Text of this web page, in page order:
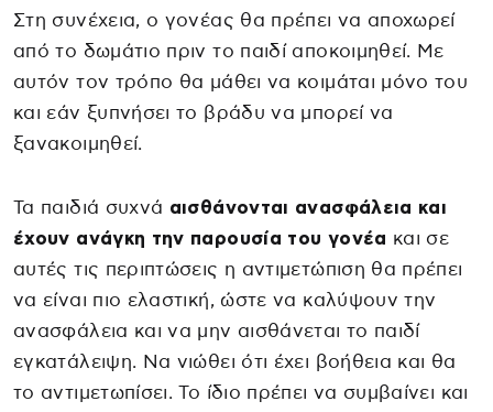
Στη συνέχεια, ο γονέας θα πρέπει να αποχωρεί
από το δωμάτιο πριν το παιδί αποκοιμηθεί. Με
αυτόν τον τρόπο θα μάθει να κοιμάται μόνο του
και εάν ξυπνήσει το βράδυ να μπορεί να
ξανακοιμηθεί.
Τα παιδιά συχνά αισθάνονται ανασφάλεια και
έχουν ανάγκη την παρουσία του γονέα και σε
αυτές τις περιπτώσεις η αντιμετώπιση θα πρέπει
να είναι πιο ελαστική, ώστε να καλύψουν την
ανασφάλεια και να μην αισθάνεται το παιδί
εγκατάλειψη. Να νιώθει ότι έχει βοήθεια και θα
το αντιμετωπίσει. Το ίδιο πρέπει να συμβαίνει και